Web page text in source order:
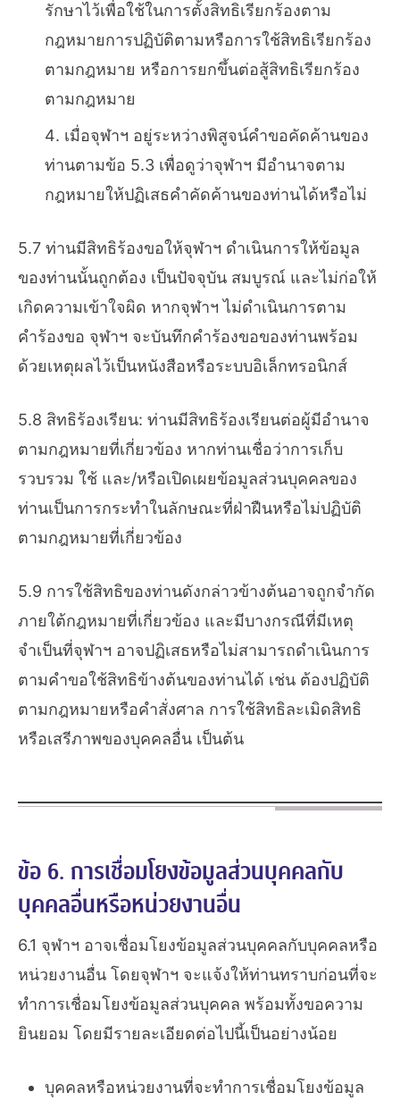
รักษาไว้เพื่อใช้ในการตั้งสิทธิเรียกร้องตาม
กฎหมายการปฏิบัติตามหรือการใช้สิทธิเรียกร้อง
ตามกฎหมาย หรือการยกขึ้นต่อสู้สิทธิเรียกร้อง
ตามกฎหมาย
เมื่อจุฬาฯ อยู่ระหว่างพิสูจน์คำขอคัดค้านของ
ท่านตามข้อ 5.3 เพื่อดูว่าจุฬาฯ มีอำนาจตาม
กฎหมายให้ปฏิเสธคำคัดค้านของท่านได้หรือไม่
5.7 ท่านมีสิทธิร้องขอให้จุฬาฯ ดำเนินการให้ข้อมูล
ของท่านนั้นถูกต้อง เป็นปัจจุบัน สมบูรณ์ และไม่ก่อให้
เกิดความเข้าใจผิด หากจุฬาฯ ไม่ดำเนินการตาม
คำร้องขอ จุฬาฯ จะบันทึกคำร้องขอของท่านพร้อม
ด้วยเหตุผลไว้เป็นหนังสือหรือระบบอิเล็กทรอนิกส์
5.8 สิทธิร้องเรียน: ท่านมีสิทธิร้องเรียนต่อผู้มีอำนาจ
ตามกฎหมายที่เกี่ยวข้อง หากท่านเชื่อว่าการเก็บ
รวบรวม ใช้ และ/หรือเปิดเผยข้อมูลส่วนบุคคลของ
ท่านเป็นการกระทำในลักษณะที่ฝ่าฝืนหรือไม่ปฏิบัติ
ตามกฎหมายที่เกี่ยวข้อง
5.9 การใช้สิทธิของท่านดังกล่าวข้างต้นอาจถูกจำกัด
ภายใต้กฎหมายที่เกี่ยวข้อง และมีบางกรณีที่มีเหตุ
จำเป็นที่จุฬาฯ อาจปฏิเสธหรือไม่สามารถดำเนินการ
ตามคำขอใช้สิทธิข้างต้นของท่านได้ เช่น ต้องปฏิบัติ
ตามกฎหมายหรือคำสั่งศาล การใช้สิทธิละเมิดสิทธิ
หรือเสรีภาพของบุคคลอื่น เป็นต้น
ข้อ 6. การเชื่อมโยงข้อมูลส่วนบุคคลกับ
บุคคลอื่นหรือหน่วยงานอื่น
6.1 จุฬาฯ อาจเชื่อมโยงข้อมูลส่วนบุคคลกับบุคคลหรือ
หน่วยงานอื่น โดยจุฬาฯ จะแจ้งให้ท่านทราบก่อนที่จะ
ทำการเชื่อมโยงข้อมูลส่วนบุคคล พร้อมทั้งขอความ
ยินยอม โดยมีรายละเอียดต่อไปนี้เป็นอย่างน้อย
บุคคลหรือหน่วยงานที่จะทำการเชื่อมโยงข้อมูล